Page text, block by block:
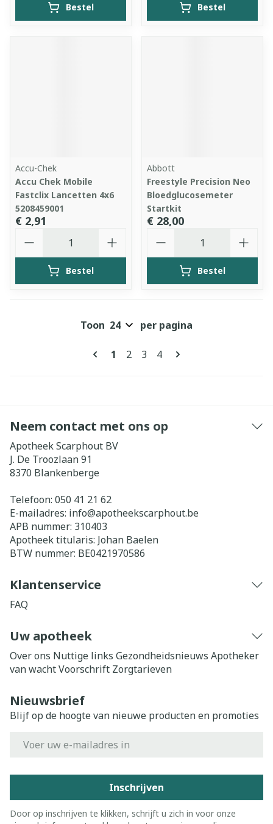
Bestel Bestel
Accu-Chek
Accu Chek Mobile
Fastclix Lancetten 4x6
5208459001
€ 2,91
Bestel
Abbott
Freestyle Precision Neo
Bloedglucosemeter
Startkit
€ 28,00
Bestel
Pagina's
U lees momenteel pagina
1 Pagina
2 Pagina
3 Pagina
4
Toon per pagina
Neem contact met ons op
Apotheek Scarphout BV
J. De Troozlaan 91
8370 Blankenberge
Telefoon: 050 41 21 62
E-mailadres: info@apotheekscarphout.be
APB nummer: 310403
Apotheek titularis: Johan Baelen
BTW nummer: BE0421970586
Klantenservice
FAQ
Uw apotheek
Over ons Nuttige links Gezondheidsnieuws Apotheker
van wachtVoorschrift Zorgtarieven
Nieuwsbrief
Blijf op de hoogte van nieuwe producten en promoties
Inschrijven
Door op inschrijven te klikken, schrijft u zich in voor onze